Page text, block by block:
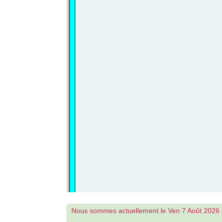
Nous sommes actuellement le Ven 7 Août 2026